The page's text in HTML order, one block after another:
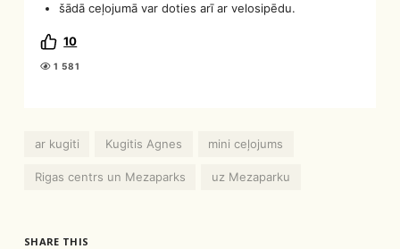
šādā ceļojumā var doties arī ar velosipēdu.
10
1 581
ar kugiti Kugitis Agnes mini ceļojums
Rigas centrs un Mezaparks uz Mezaparku
SHARE THIS